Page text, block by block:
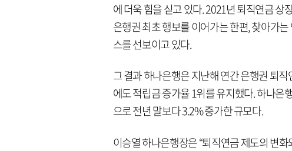
에 더욱 힘을 싣고 있다. 2021년 퇴직연금
은행권 최초 행보를 이어가는 한편, 찾아가
스를 선보이고 있다.
그 결과 하나은행은 지난해 연간 은행권 퇴
에도 적립금 증가율 1위를 유지했다. 하나은
으로 전년 말보다 3.2% 증가한 규모다.
이승열 하나은행장은 “퇴직연금 제도의 변